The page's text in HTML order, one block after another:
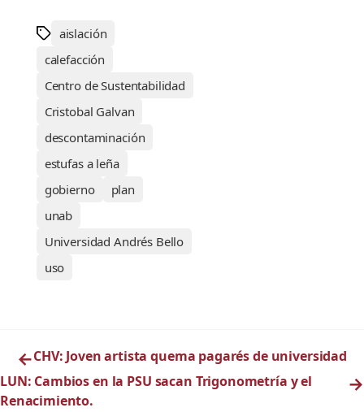
aislación
calefacción
Centro de Sustentabilidad
Cristobal Galvan
descontaminación
estufas a leña
gobierno
plan
unab
Universidad Andrés Bello
uso
←CHV: Joven artista quema pagarés de universidad
LUN: Cambios en la PSU sacan Trigonometría y el
Renacimiento.
→